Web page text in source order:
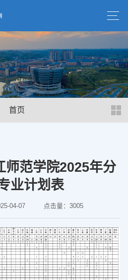
首页
师范学院2025年分
业计划表
04-07 点击量：3005